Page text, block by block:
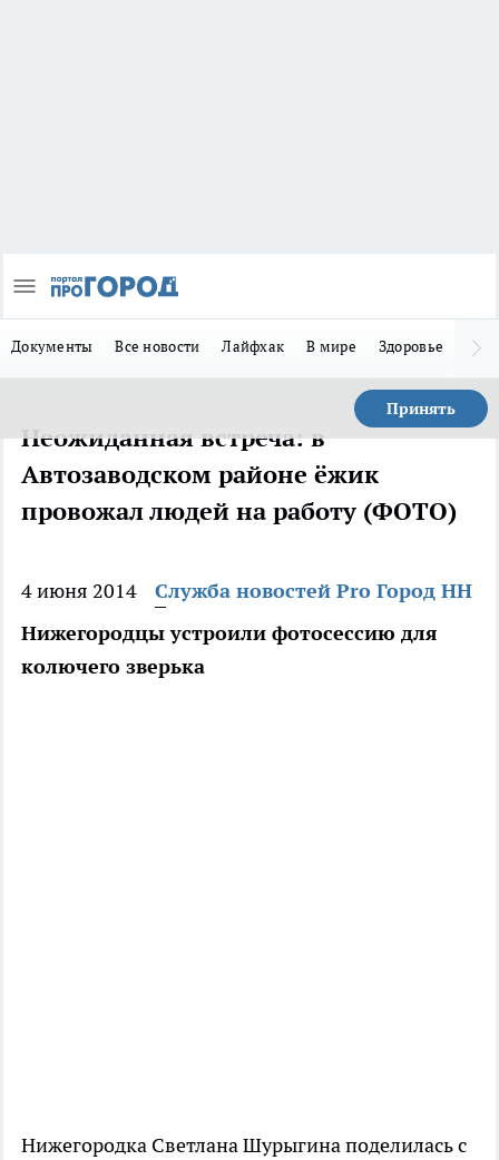
Документы Все новости Лайфхак В мире Здоровье
Принять
Неожиданная встреча: в
Автозаводском районе ёжик
провожал людей на работу (ФОТО)
4 июня 2014
Служба новостей Pro Город НН
Нижегородцы устроили фотосессию для
колючего зверька
Нижегородка Светлана Шурыгина поделилась с